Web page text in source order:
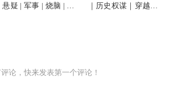
悬疑 | 军事 | 烧脑 | 爽
｜历史权谋｜穿越逆
论，快来发表第一个评论！